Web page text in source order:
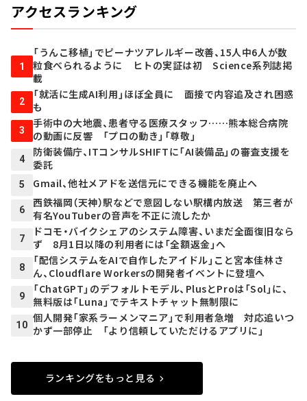
アクセスランキング
1
「うんこ移植」でピーナツアレルギー改善、15人中6人が数
粒食べられるように ヒトの実証は初 Science系列誌掲
載
2
「就活に生成AI利用」ほぼ全員に 面接で内容追及され困惑
も
3
手術中の大地震、患者守る医療スタッフ……熊本総合病院
の動画に反響 「プロの動き」「尊敬」
4
防衛装備庁、ITコンサルSHIFTに「AI装備品」の審査支援を
委託
5 Gmail、他社メアドを送信元にできる機能を廃止へ
6
西鉄福岡（天神）駅などで意図しない駅構内放送 第三者が
有名YouTuberの音声を不正に流したか
7
ドコモ・バイクシェアのシステム障害、いまだ全面復旧なら
ず 8月1日以降の利用者には「全額返金」へ
8
「配信システムをAIで自作したアイドル」こと宮本佳林さ
ん、Cloudflare Workersの開発者イベントに登壇へ
9
「ChatGPT」のデフォルトモデル、PlusとProは「Sol」に、
無料版は「Luna」でテキストチャット無制限に
10
個人開発「家系ラーメンマニア」で利用者急増 対応追いつ
かず一部停止 「より信頼していただけるアプリに」
ランキングをもっと見る